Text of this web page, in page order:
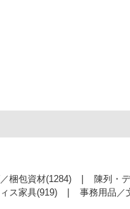
梱包資材(1284) 陳列・
ス家具(919) 事務用品／